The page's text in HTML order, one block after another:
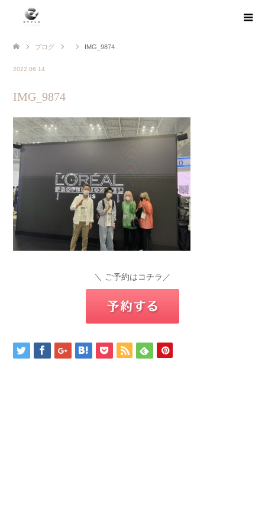
ブログ IMG_9874
2022.06.14
IMG_9874
＼ ご予約はコチラ／